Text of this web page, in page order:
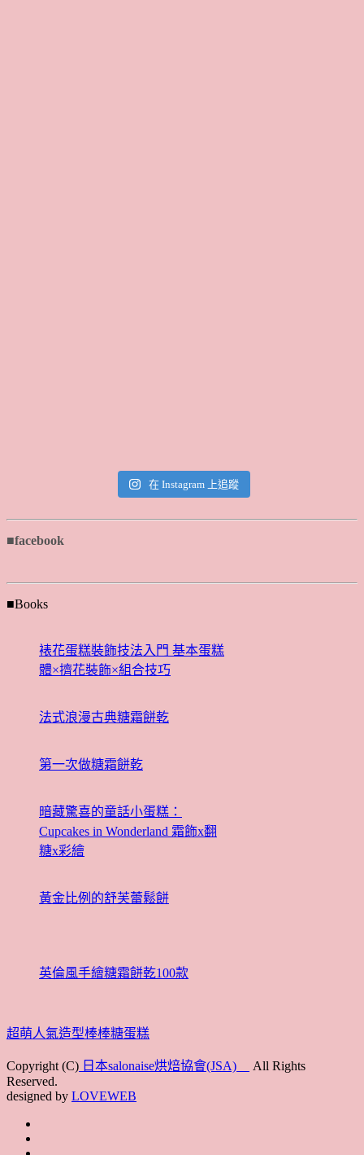
在 Instagram 上追蹤
■facebook
■Books
裱花蛋糕裝飾技法入門 基本蛋糕
體×擠花裝飾×組合技巧
法式浪漫古典糖霜餅乾
第一次做糖霜餅乾
暗藏驚喜的童話小蛋糕：
Cupcakes in Wonderland 霜飾x翻
糖x彩繪
黃金比例的舒芙蕾鬆餅
英倫風手繪糖霜餅乾100款
超萌人氣造型棒棒糖蛋糕
Copyright (C) 日本salonaise烘焙協會(JSA)
All Rights
Reserved.
designed by LOVEWEB